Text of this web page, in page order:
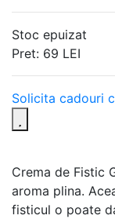
Stoc epuizat
Pret: 69 LEI
Solicita cadouri
Crema de Fistic
aroma plina.
fisticul o poate